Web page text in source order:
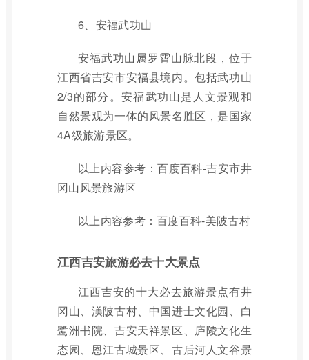
6、安福武功山
安福武功山属罗霄山脉北段，位于
江西省吉安市安福县境内。包括武功山
2/3的部分。安福武功山是人文景观和
自然景观为一体的风景名胜区，是国家
4A级旅游景区。
以上内容参考：百度百科-吉安市井
冈山风景旅游区
以上内容参考：百度百科-美陂古村
江西吉安旅游必去十大景点
江西吉安的十大必去旅游景点有井
冈山、渼陂古村、中国进士文化园、白
鹭洲书院、吉安天祥景区、庐陵文化生
态园、恩江古城景区、古后河人文谷景